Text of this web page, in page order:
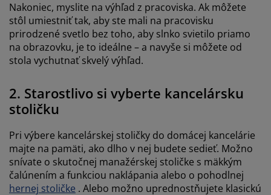
Nakoniec, myslite na výhľad z pracoviska. Ak môžete
stôl umiestniť tak, aby ste mali na pracovisku
prirodzené svetlo bez toho, aby slnko svietilo priamo
na obrazovku, je to ideálne – a navyše si môžete od
stola vychutnať skvelý výhľad.
2. Starostlivo si vyberte kancelársku
stoličku
Pri výbere kancelárskej stoličky do domácej kancelárie
majte na pamäti, ako dlho v nej budete sedieť. Možno
snívate o skutočnej manažérskej stoličke s mäkkým
čalúnením a funkciou naklápania alebo o pohodlnej
hernej stoličke . Alebo možno uprednostňujete klasickú